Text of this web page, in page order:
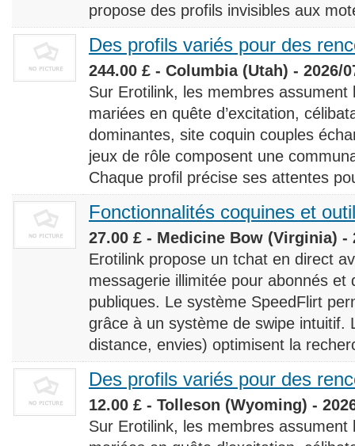
propose des profils invisibles aux
Des profils variés pour des
244.00 £ - Columbia (Utah) - 2026/
Sur Erotilink, les membres
mariées en quête d’excitation,
dominantes, site coquin couples
jeux de rôle composent une
Chaque profil précise ses attentes
Fonctionnalités coquines et
27.00 £ - Medicine Bow (Virginia) -
Erotilink propose un tchat en direct
messagerie illimitée pour abonnés et
publiques. Le système SpeedFlirt
grâce à un système de swipe intuitif.
distance, envies) optimisent la
Des profils variés pour des
12.00 £ - Tolleson (Wyoming) -
Sur Erotilink, les membres